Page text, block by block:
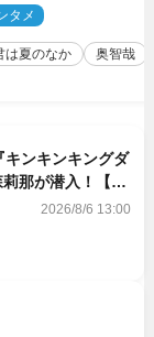
」「めっちゃキュン
タメ
は夏のなか 奥智哉
ンキンキングダ
那が潜入！【密
2026/8/6 13:00